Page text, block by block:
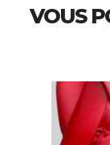
VOUS